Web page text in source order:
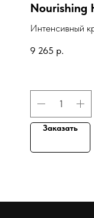
Nourishing
Creme
Интенсивный
9 265 р.
Заказать